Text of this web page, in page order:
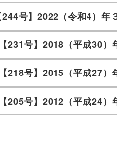
号】2022（令和4）年
231号】2018（平成30）
218号】2015（平成27）
205号】2012（平成24）